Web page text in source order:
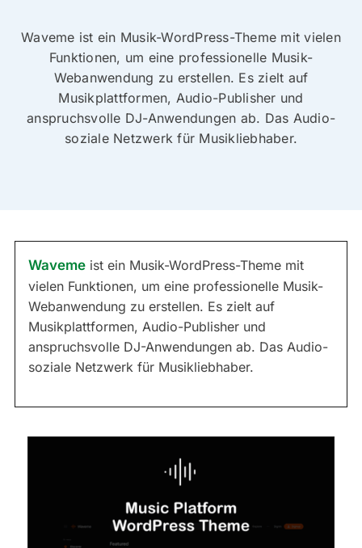
Waveme ist ein Musik-WordPress-Theme mit vielen
Funktionen, um eine professionelle Musik-
Webanwendung zu erstellen. Es zielt auf
Musikplattformen, Audio-Publisher und
anspruchsvolle DJ-Anwendungen ab. Das Audio-
soziale Netzwerk für Musikliebhaber.
Waveme ist ein Musik-WordPress-Theme mit
vielen Funktionen, um eine professionelle Musik-
Webanwendung zu erstellen. Es zielt auf
Musikplattformen, Audio-Publisher und
anspruchsvolle DJ-Anwendungen ab. Das Audio-
soziale Netzwerk für Musikliebhaber.